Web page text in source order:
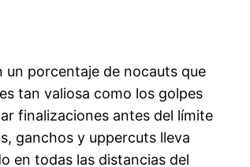
un porcentaje de nocauts que
tan valiosa como los golpes
finalizaciones antes del límite
ganchos y uppercuts lleva
en todas las distancias del